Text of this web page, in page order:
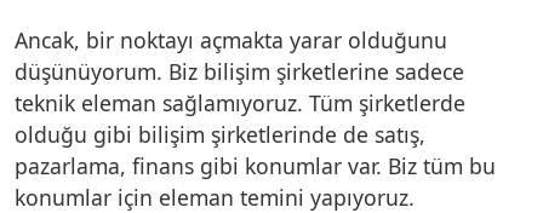
Ancak, bir noktayı açmakta yarar olduğunu
düşünüyorum. Biz bilişim şirketlerine sadece
teknik eleman sağlamıyoruz. Tüm şirketlerde
olduğu gibi bilişim şirketlerinde de satış,
pazarlama, finans gibi konumlar var. Biz tüm bu
konumlar için eleman temini yapıyoruz.